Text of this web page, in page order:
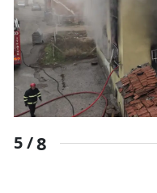
5 /8